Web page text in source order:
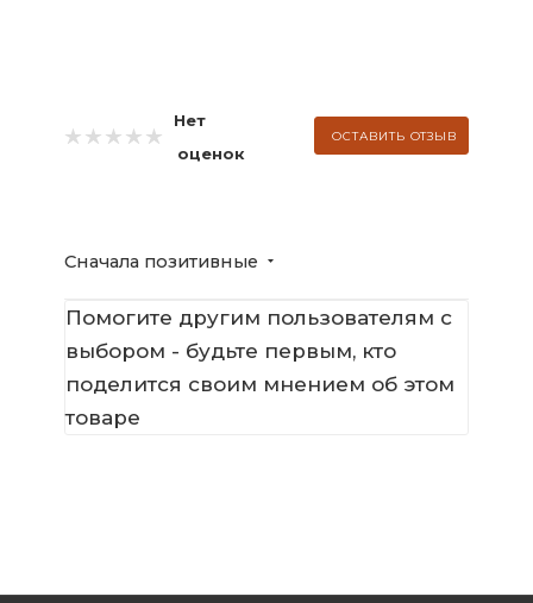
Нет
оценок
ОСТАВИТЬ ОТЗЫВ
Сначала позитивные
Помогите другим пользователям с
выбором - будьте первым, кто
поделится своим мнением об этом
товаре